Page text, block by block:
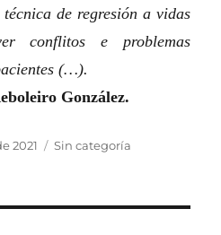
de regresión a vidas
conflitos e problemas
(…).
González.
2021 Categorías
Sin categoría